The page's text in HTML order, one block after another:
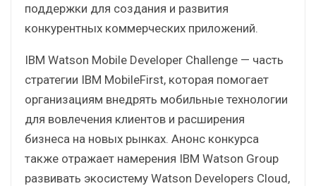
поддержки для создания и развития
конкурентных коммерческих приложений.
IBM Watson Mobile Developer Challenge — часть
стратегии IBM MobileFirst, которая помогает
организациям внедрять мобильные технологии
для вовлечения клиентов и расширения
бизнеса на новых рынках. Анонс конкурса
также отражает намерения IBM Watson Group
развивать экосистему Watson Developers Cloud,